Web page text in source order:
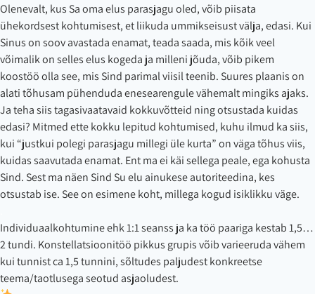
Olenevalt, kus Sa oma elus parasjagu oled, võib piisata
ühekordsest kohtumisest, et liikuda ummikseisust välja, edasi. Kui
Sinus on soov avastada enamat, teada saada, mis kõik veel
võimalik on selles elus kogeda ja milleni jõuda, võib pikem
koostöö olla see, mis Sind parimal viisil teenib. Suures plaanis on
alati tõhusam pühenduda enesearengule vähemalt mingiks ajaks.
Ja teha siis tagasivaatavaid kokkuvõtteid ning otsustada kuidas
edasi? Mitmed ette kokku lepitud kohtumised, kuhu ilmud ka siis,
kui “justkui polegi parasjagu millegi üle kurta” on väga tõhus viis,
kuidas saavutada enamat. Ent ma ei käi sellega peale, ega kohusta
Sind. Sest ma näen Sind Su elu ainukese autoriteedina, kes
otsustab ise. See on esimene koht, millega kogud isiklikku väge.
Individuaalkohtumine ehk 1:1 seanss ja ka töö paariga kestab 1,5…
2 tundi. Konstellatsioonitöö pikkus grupis võib varieeruda vähem
kui tunnist ca 1,5 tunnini, sõltudes paljudest konkreetse
teema/taotlusega seotud asjaoludest.